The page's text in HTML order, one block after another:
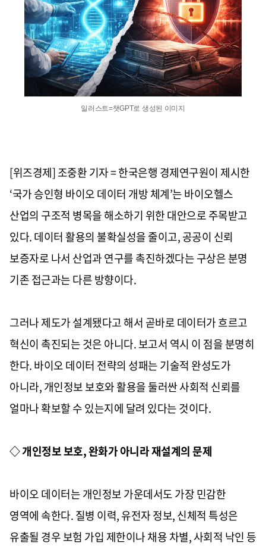
일러스트=챗GPT로 생성된 이미지
[위즈경제] 조중환 기자 = 한국은행 경제연구원이 제시한
‘국가 승인형 바이오 데이터 개방 체계’는 바이오헬스
산업의 구조적 병목을 해소하기 위한 대안으로 주목받고
있다. 데이터 활용의 불확실성을 줄이고, 공공이 신뢰
보증자로 나서 산업과 연구를 촉진하겠다는 구상은 분명
기존 접근과는 다른 방향이다.
그러나 제도가 설계됐다고 해서 곧바로 데이터가 흐르고
혁신이 촉진되는 것은 아니다. 보고서 역시 이 점을 분명히
한다. 바이오 데이터 전략의 성패는 기술적 완성도가
아니라, 개인정보 보호와 활용을 둘러싼 사회적 신뢰를
얼마나 확보할 수 있는지에 달려 있다는 것이다.
◇ 개인정보 보호, 완화가 아니라 재설계의 문제
바이오 데이터는 개인정보 가운데서도 가장 민감한
영역에 속한다. 질병 이력, 유전자 정보, 신체적 특성은
유출될 경우 보험 가입 제한이나 채용 차별, 사회적 낙인 등